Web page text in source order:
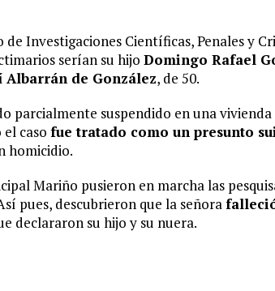
Investigaciones Científicas, Penales y
serían su hijo Domingo Rafael
Albarrán de González, de 50.
parcialmente suspendido en una
caso fue tratado como un presunto
homicidio.
Mariño pusieron en marcha las
pues, descubrieron que la señora
declararon su hijo y su nuera.